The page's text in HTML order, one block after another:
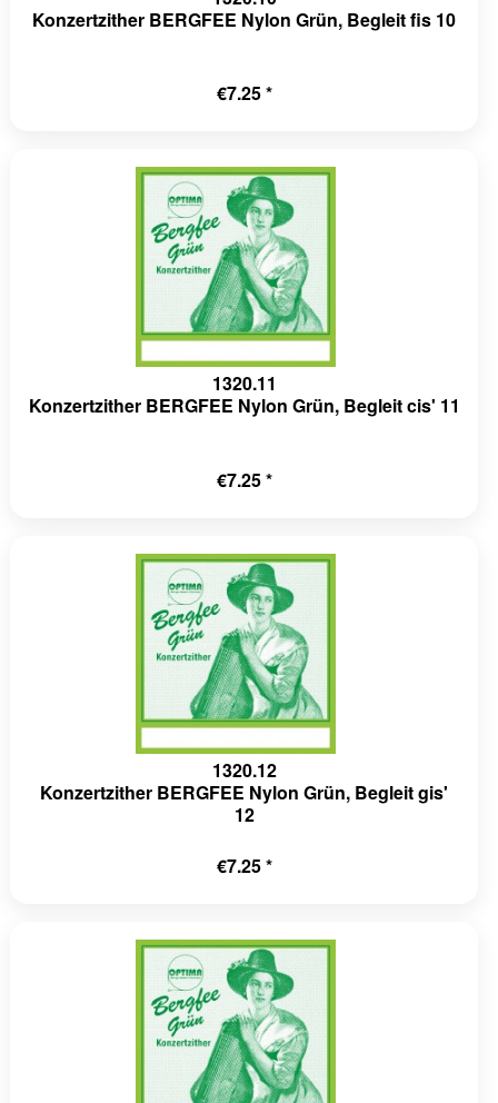
Konzertzither BERGFEE Nylon Grün, Begleit fis 10
€7.25 *
1320.11
Konzertzither BERGFEE Nylon Grün, Begleit cis' 11
€7.25 *
1320.12
Konzertzither BERGFEE Nylon Grün, Begleit gis'
12
€7.25 *